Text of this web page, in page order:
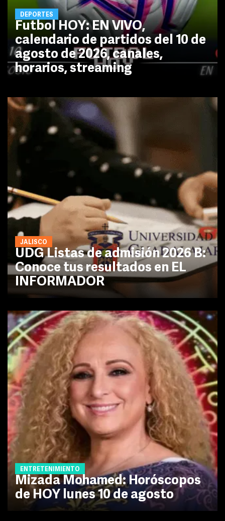
DEPORTES
Futbol HOY: EN VIVO,
calendario de partidos del 10 de
agosto de 2026, canales,
horarios, streaming
JALISCO
UDG Listas de admisión 2026 B:
Conoce tus resultados en EL
INFORMADOR
ENTRETENIMIENTO
Mizada Mohamed: Horóscopos
de HOY lunes 10 de agosto